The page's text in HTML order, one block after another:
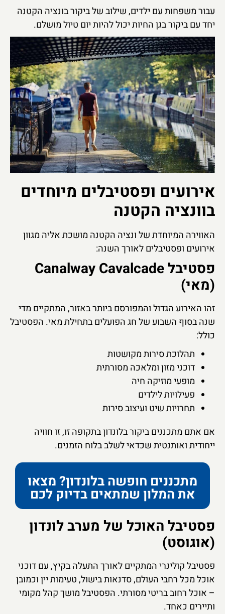
עבור משפחות עם ילדים, שילוב של ביקור בונציה הקטנה
יחד עם ביקור בגן החיות יכול להיות יום טיול מושלם.
אירועים ופסטיבלים מיוחדים
בוונציה הקטנה
האווירה המיוחדת של ונציה הקטנה מושכת אליה מגוון
אירועים ופסטיבלים לאורך השנה:
פסטיבל Canalway Cavalcade
(מאי)
זהו האירוע הגדול והמפורסם ביותר באזור, המתקיים מדי
שנה בסוף השבוע של חג הפועלים בתחילת מאי. הפסטיבל
כולל:
תהלוכת סירות מקושטות
דוכני מזון ומלאכה מסורתית
מופעי מוזיקה חיה
פעילויות לילדים
תחרויות שיט ועיצוב סירות
אם אתם מתכננים ביקור בלונדון בתקופה זו, זו חוויה
ייחודית ואותנטית שכדאי לשלב בלוח הזמנים.
מתכננים חופשה בלונדון? מצאו
את המלון שמתאים בדיוק לכם
פסטיבל האוכל של מערב לונדון
(אוגוסט)
פסטיבל קולינרי המתקיים לאורך התעלה בקיץ, עם דוכני
אוכל מכל רחבי העולם, סדנאות בישול, טעימות יין וכמובן
– אוכל רחוב בריטי מסורתי. הפסטיבל מושך קהל מקומי
ותיירים כאחד.